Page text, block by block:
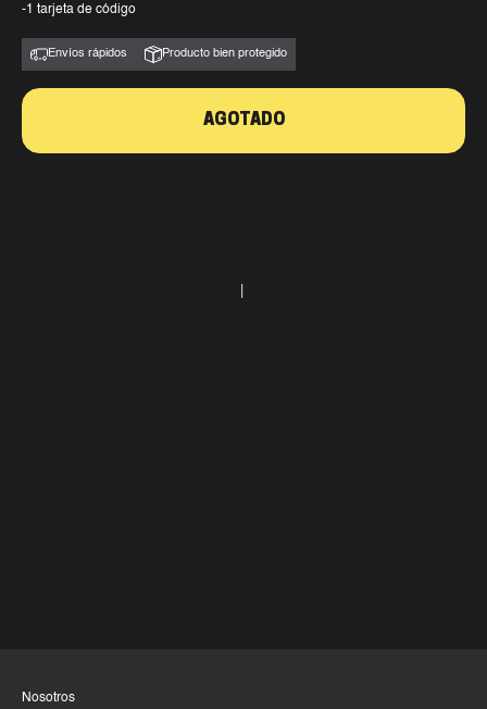
-1 tarjeta de código
Envíos rápidos Producto bien protegido
AGOTADO
Nosotros